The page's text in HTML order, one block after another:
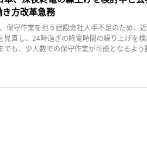
方改革急務
保守作業を担う建設会社人手不足のため、
見直し、24時過ぎの終電時間の繰り上げを
でも、少人数での保守作業が可能となるよう